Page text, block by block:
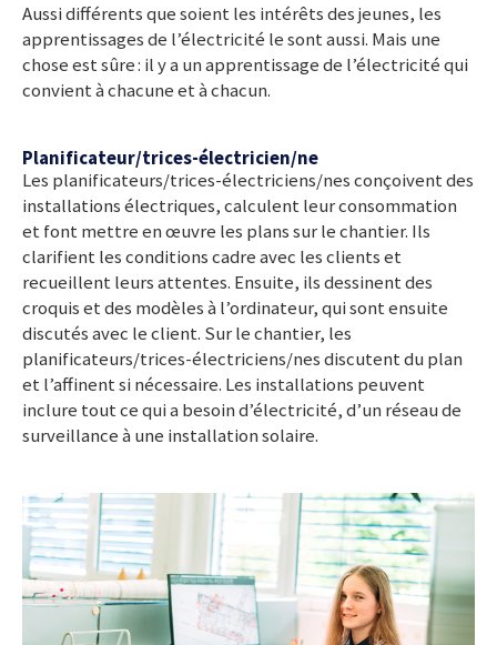
Aussi différents que soient les intérêts des jeunes, les
apprentissages de l’électricité le sont aussi. Mais une
chose est sûre : il y a un apprentissage de l’électricité qui
convient à chacune et à chacun.
Planificateur/trices-électricien/ne
Les planificateurs/trices-électriciens/nes conçoivent des
installations électriques, calculent leur consommation
et font mettre en œuvre les plans sur le chantier. Ils
clarifient les conditions cadre avec les clients et
recueillent leurs attentes. Ensuite, ils dessinent des
croquis et des modèles à l’ordinateur, qui sont ensuite
discutés avec le client. Sur le chantier, les
planificateurs/trices-électriciens/nes discutent du plan
et l’affinent si nécessaire. Les installations peuvent
inclure tout ce qui a besoin d’électricité, d’un réseau de
surveillance à une installation solaire.